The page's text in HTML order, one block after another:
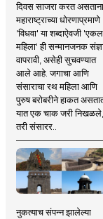
दिवस साजरा करत असताना,
महाराष्ट्राच्या धोरणाप्रमाणे
'विधवा' या शब्दाऐवजी 'एकल
महिला' ही सन्मानजनक
वापरावी, असेही सुचवण्यात
आले आहे. जगाचा आणि
संसाराचा रथ महिला आणि
पुरुष बरोबरीने हाकत
यात एक चाक जरी निखळले,
तरी संसारर..
नुकत्याच संपन्न झालेल्या